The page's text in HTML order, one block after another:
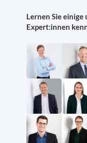
Lernen Sie einige
Expert:innen